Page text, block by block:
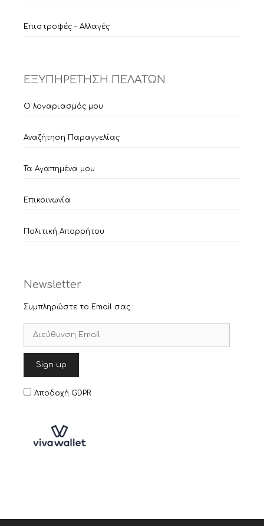
Επιστροφές – Αλλαγές
ΕΞΥΠΗΡΕΤΗΣΗ ΠΕΛΑΤΩΝ
Ο λογαριασμός μου
Αναζήτηση Παραγγελίας
Τα Αγαπημένα μου
Επικοινωνία
Πολιτική Απορρήτου
Newsletter
Συμπληρώστε το Email σας :
Αποδοχή GDPR